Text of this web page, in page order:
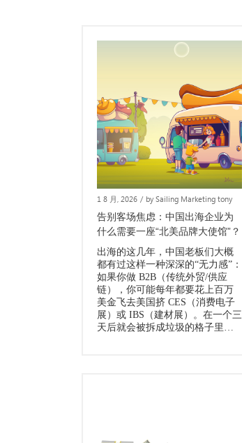
1 8 月, 2026 / by Sailing Marketing tony
告别客场焦虑：中国出海企业为
什么需要一座“北美品牌大使馆”？
出海的这几年，中国老板们大概
都有过这样一种深深的“无力感”：
如果你做 B2B（传统外贸/供应
链），你可能每年都要花上百万
美金飞去美国挤 CES（消费电子
展）或 IBS（建材展）。在一个三
天后就会被拆成垃圾的格子里…